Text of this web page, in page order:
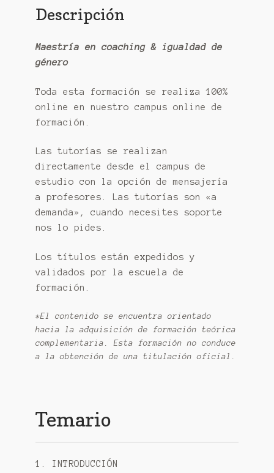
Descripción
Maestría en coaching & igualdad de
género
Toda esta formación se realiza 100%
online en nuestro campus online de
formación.
Las tutorías se realizan
directamente desde el campus de
estudio con la opción de mensajería
a profesores. Las tutorías son «a
demanda», cuando necesites soporte
nos lo pides.
Los títulos están expedidos y
validados por la escuela de
formación.
*El contenido se encuentra orientado
hacia la adquisición de formación teórica
complementaria. Esta formación no conduce
a la obtención de una titulación oficial.
Temario
1. INTRODUCCIÓN